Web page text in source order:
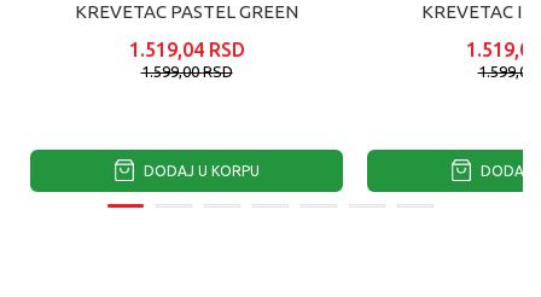
KREVETAC PASTEL GREEN
1.519,04 RSD
1.599,00RSD
DODAJ U KORPU
KREVETAC
1.519,04
1.599,00
DODAJ